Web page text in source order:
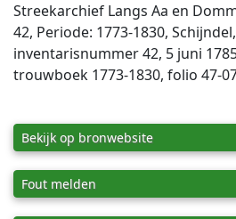
Streekarchief Langs Aa en
42, Periode: 1773-1830, Schijndel,
inventaris­num­mer 42, 5 juni
trouwboek 1773-1830, folio 47-
Bekijk op bronwebsite
Fout melden